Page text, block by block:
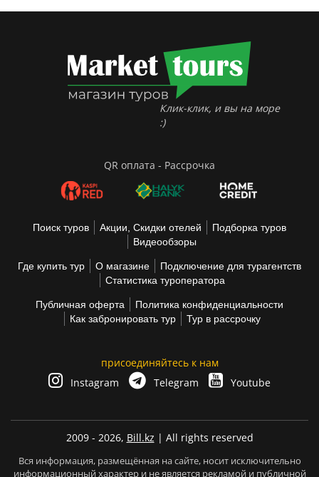
Клик-клик, и вы на море
:)
QR оплата - Рассрочка
Поиск туров Акции, Скидки отелей
Подборка туров
Видеообзоры
Где купить тур О магазине
Подключение для турагентств
Статистика туроператора
Публичная оферта
Политика конфиденциальности
Как забронировать тур
Тур в рассрочку
присоединяйтесь к нам
Instagram
Telegram Youtube
2009 - 2026, Bill.kz | All rights reserved
Вся информация, размещённая на сайте, носит исключительно
информационный характер и не является рекламой и публичной